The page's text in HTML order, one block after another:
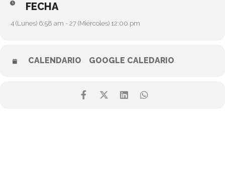
FECHA
4 (Lunes) 6:58 am - 27 (Miércoles) 12:00 pm
CALENDARIO GOOGLE CALEDARIO